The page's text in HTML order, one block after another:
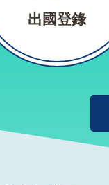
出國登錄